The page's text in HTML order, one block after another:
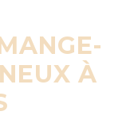
À